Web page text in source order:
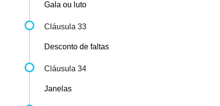
Gala ou luto
Cláusula 33
Desconto de faltas
Cláusula 34
Janelas